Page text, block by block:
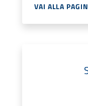
VAI ALLA